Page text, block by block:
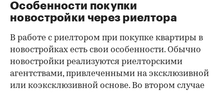
Особенности покупки
новостройки через риелтора
В работе с риелтором при покупке квартиры в
новостройках есть свои особенности. Обычно
новостройки реализуются риелторскими
агентствами, привлеченными на эксклюзивной
или коэксклюзивной основе. Во втором случае